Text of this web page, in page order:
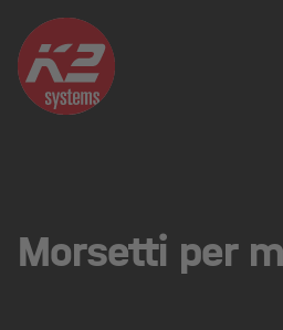
Morsetti per